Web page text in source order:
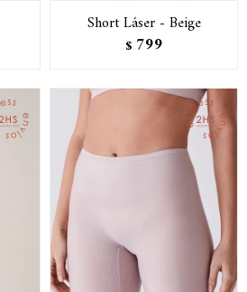
Short Láser - Beige
$ 799